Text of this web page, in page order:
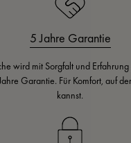
5 Jahre Garantie
wird mit Sorgfalt und
Garantie. Für Komfort, auf
kannst.